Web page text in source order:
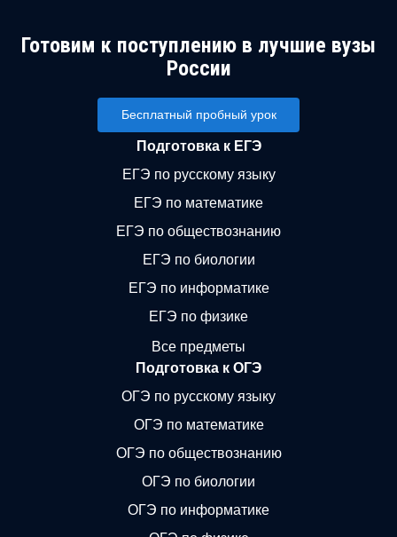
Готовим к поступлению в лучшие вузы
России
Бесплатный пробный урок
Подготовка к ЕГЭ
ЕГЭ по русскому языку
ЕГЭ по математике
ЕГЭ по обществознанию
ЕГЭ по биологии
ЕГЭ по информатике
ЕГЭ по физике
Все предметы
Подготовка к ОГЭ
ОГЭ по русскому языку
ОГЭ по математике
ОГЭ по обществознанию
ОГЭ по биологии
ОГЭ по информатике